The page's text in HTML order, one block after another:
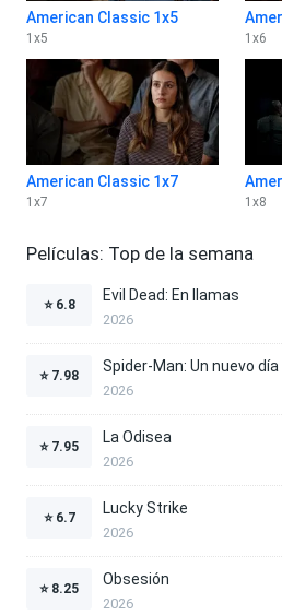
American Classic 1x5
1 x5 1 x6
American Classic 1x7
1 x7 1 x8
Películas: Top de la semana
⭐ 6.8
Evil Dead: En llamas
2026
⭐ 7.98
Spider-Man: Un nuevo día
2026
⭐ 7.95
La Odisea
2026
⭐ 6.7
Lucky Strike
2026
⭐ 8.25
Obsesión
2026